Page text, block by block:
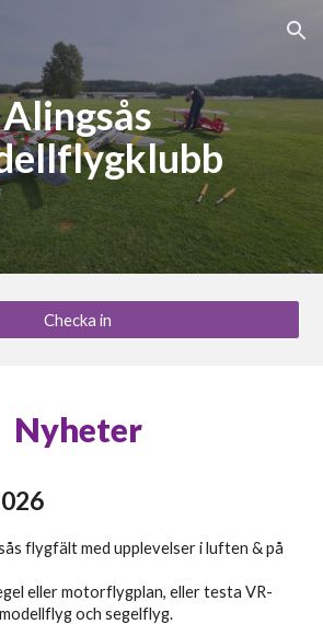
Skip to navigation
Alingsås
Checka in
Nyheter
flygfält med upplevelser i luften & på
eller motorflygplan, eller testa VR-
och segelflyg.